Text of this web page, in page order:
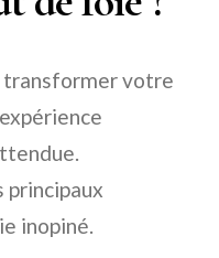
transformer votre
principaux
inopiné.